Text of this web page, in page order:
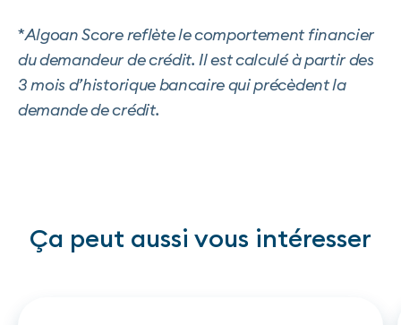
*Algoan Score reflète le comportement financier
du demandeur de crédit. Il est calculé à partir des
3 mois d’historique bancaire qui précèdent la
demande de crédit.
Ça peut aussi vous intéresser